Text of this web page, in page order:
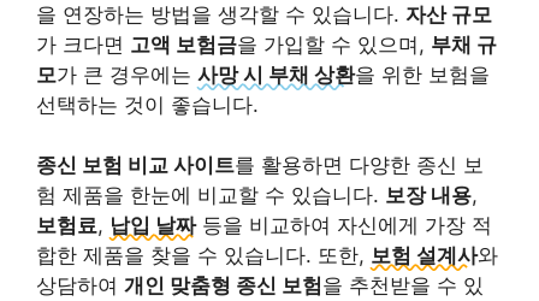
을 연장하는 방법을 생각할 수 있습니다. 자산 규모
가 크다면 고액 보험금을 가입할 수 있으며, 부채 규
모가 큰 경우에는 사망 시 부채 상환을 위한 보험을
선택하는 것이 좋습니다.
종신 보험 비교 사이트를 활용하면 다양한 종신 보
험 제품을 한눈에 비교할 수 있습니다. 보장 내용,
보험료, 납입 날짜등을 비교하여 자신에게 가장 적
합한 제품을 찾을 수 있습니다. 또한, 보험 설계사와
상담하여 개인 맞춤형 종신 보험을 추천받을 수 있